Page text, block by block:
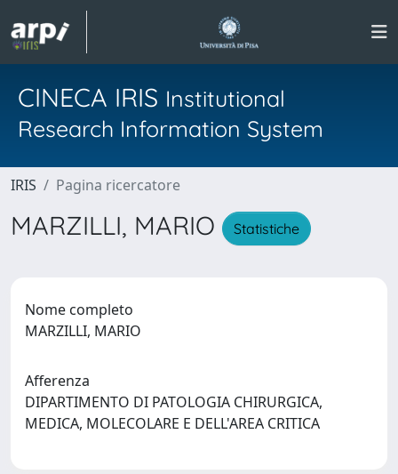
CINECA IRIS Institutional
Research Information System
IRIS Pagina ricercatore
MARZILLI, MARIO Statistiche
Nome completo
MARZILLI, MARIO
Afferenza
DIPARTIMENTO DI PATOLOGIA CHIRURGICA,
MEDICA, MOLECOLARE E DELL'AREA CRITICA